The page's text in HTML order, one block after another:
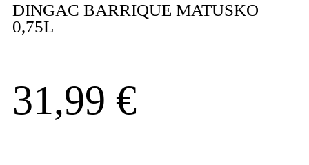
DINGAC BARRIQUE MATUSKO
0,75L
31,99 €